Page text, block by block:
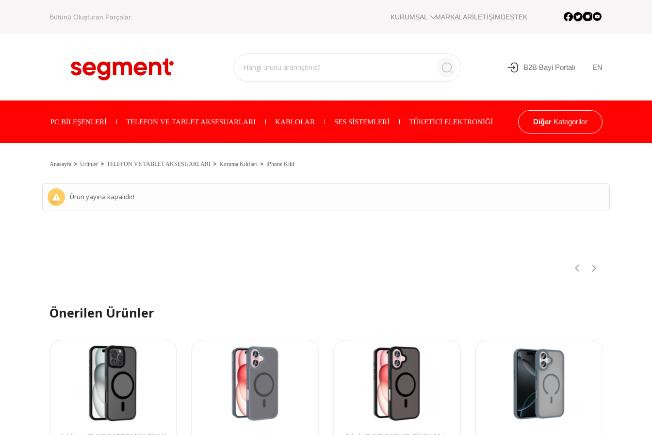
Bütünü Oluşturan Parçalar. KURUMSAL MARKALARİLETİŞİMDESTEK
B2B Bayi Portalı EN
PC BİLEŞENLERİ TELEFON VE TABLET AKSESUARLARI KABLOLAR SES SİSTEMLERİ TÜKETİCİ ELEKTRONİĞİ Diğer Kategoriler
Anasayfa Ürünler TELEFON VE TABLET AKSESUARLARI Koruma Kılıfları iPhone Kılıf
Ürün yayına kapalıdır!
Önerilen Ürünler